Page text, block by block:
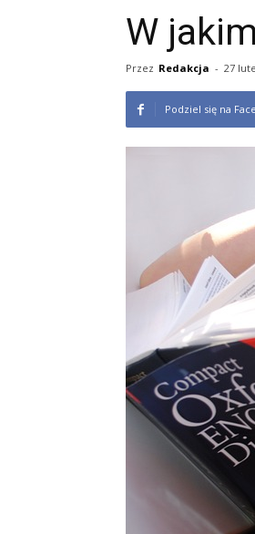
W
Przez Redakcja - 27
Podziel się na